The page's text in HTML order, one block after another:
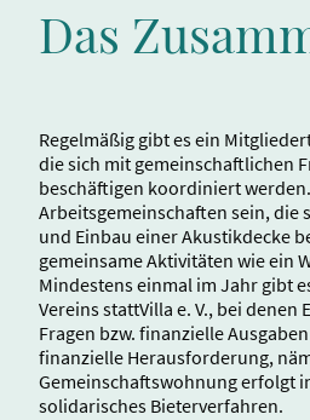
Das
Regelmäßig gibt es ein
die sich mit gemeinschaftlichen
beschäftigen koordiniert
Arbeitsgemeinschaften sein, die
und Einbau einer Akustikdecke
gemeinsame Aktivitäten wie ein
Mindestens einmal im Jahr gibt
Vereins stattVilla e. V., bei
Fragen bzw. finanzielle
finanzielle Herausforderung,
Gemeinschaftswohnung erfolgt
solidarisches Bieterverfahren.